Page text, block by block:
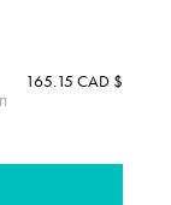
165.15 CAD $